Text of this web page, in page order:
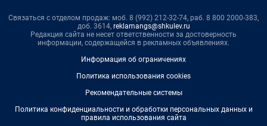
Связаться с отделом продаж: моб. 8 (992) 212-32-74, раб. 8 800 2000-383,
доб. 3614, reklamangs@shkulev.ru
Редакция сайта не несет ответственности за достоверность
информации, содержащейся в рекламных объявлениях.
Информация об ограничениях
Политика использования cookies
Рекомендательные системы
Политика конфиденциальности и обработки персональных данных и
правила использования сайта